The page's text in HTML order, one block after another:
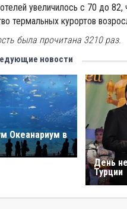
увеличилось с 70 до
термальных курортов
была прочитана 3210 раз.
новости
Океанариум в
День
Турции